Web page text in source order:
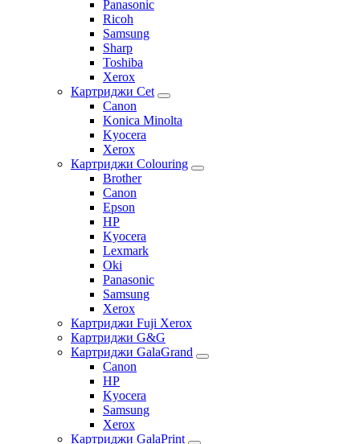
Panasonic
Ricoh
Samsung
Sharp
Toshiba
Xerox
Картриджи Cet
Canon
Konica Minolta
Kyocera
Xerox
Картриджи Colouring
Brother
Canon
Epson
HP
Kyocera
Lexmark
Oki
Panasonic
Samsung
Xerox
Картриджи Fuji Xerox
Картриджи G&G
Картриджи GalaGrand
Canon
HP
Kyocera
Samsung
Xerox
Картриджи GalaPrint